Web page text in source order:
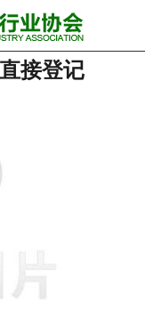
网站首页
协会动态
党政要闻
接登记